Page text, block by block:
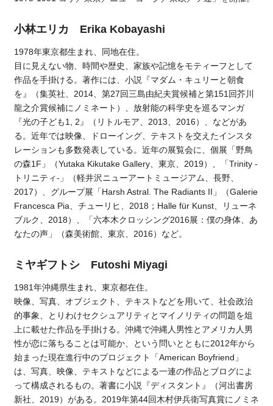
小林エリカ Erika Kobayashi
1978年東京都生まれ、同地在住。
目に見えない物、時間や歴史、家族や記憶をモティーフとして
作品を手掛ける。著作には、小説『マダム・キュリーと朝食
を』（集英社、2014、第27回三島由紀夫賞候補と第151回芥川
龍之介賞候補にノミネート）、放射能の科学史を巡るマンガ
『光の子ども1, 2』（リトルモア、2013、2016）、などがあ
る。近年では映像、ドローイング、テキストを交えたインスタ
レーションも多数発表している。近年の展覧会に、個展「野鳥
の森1F」（Yutaka Kikutake Gallery、東京、2019）、「Trinity -
トリニティ-」（軽井沢ニューアートミュージアム、長野、
2017）、グループ展「Harsh Astral. The Radiants II」（Galerie
Francesca Pia、チューリヒ、2018；Halle für Kunst、リューネ
ブルク、2018）、「六本木クロッシング2016展：僕の身体、あ
なたの声」（森美術館、東京、2016）など。
ミヤギフトシ Futoshi Miyagi
1981年沖縄県生まれ、東京都在住。
映像、写真、オブジェクト、テキストなどを用いて、社会政治
的事象、とりわけセクシュアリティとマイノリティの問題を俎
上に載せた作品を手掛ける。沖縄で沖縄人男性とアメリカ人男
性が恋に落ちることは可能か、という問いとともに2012年から
始まった現在進行中のプロジェクト「American Boyfriend」
は、写真、映像、テキストなどによる一連の作品とブログによ
って構成されるもの。著書に小説『ディスタント』（河出書房
新社、2019）がある。2019年第44回木村伊兵衛写真賞にノミネ